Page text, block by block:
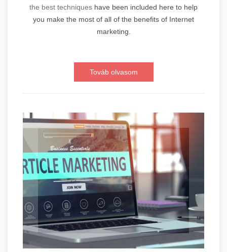
the best techniques have been included here to help
you make the most of all of the benefits of Internet
marketing.
Továb olvasom